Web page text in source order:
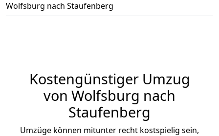
Wolfsburg nach Staufenberg
Kostengünstiger Umzug
von Wolfsburg nach
Staufenberg
Umzüge können mitunter recht kostspielig sein,